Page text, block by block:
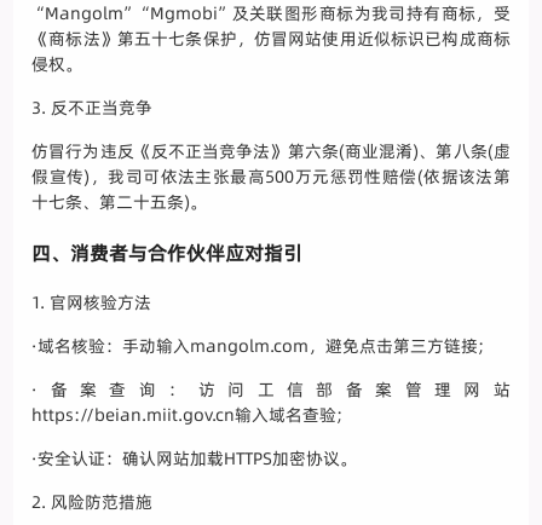
“Mangolm”“Mgmobi”及关联图形商标为我司持有商标，受
《商标法》第五十七条保护，仿冒网站使用近似标识已构成商标
侵权。
3. 反不正当竞争
仿冒行为违反《反不正当竞争法》第六条(商业混淆)、第八条(虚
假宣传)，我司可依法主张最高500万元惩罚性赔偿(依据该法第
十七条、第二十五条)。
四、消费者与合作伙伴应对指引
1. 官网核验方法
·域名核验：手动输入mangolm.com，避免点击第三方链接;
·备案查询：访问工信部备案管理网站
https://beian.miit.gov.cn输入域名查验;
·安全认证：确认网站加载HTTPS加密协议。
2. 风险防范措施